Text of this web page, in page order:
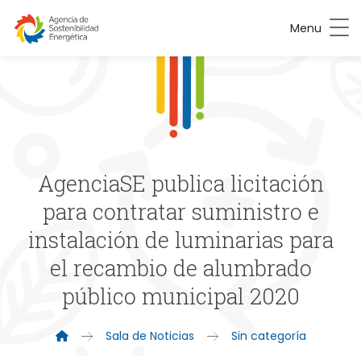
Menu
AgenciaSE publica licitación
para contratar suministro e
instalación de luminarias para
el recambio de alumbrado
público municipal 2020
Sala de Noticias Sin categoría